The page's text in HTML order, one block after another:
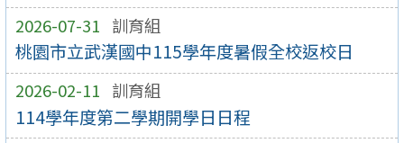
2026-07-31 訓育組
桃園市立武漢國中115學年度暑假全校返校日
2026-02-11 訓育組
114學年度第二學期開學日日程